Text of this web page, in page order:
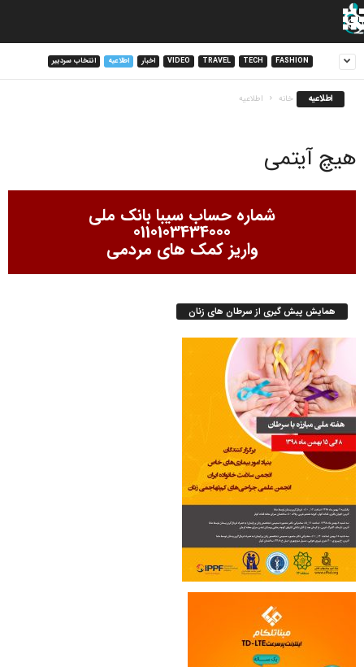
FASHION
TECH
TRAVEL
VIDEO اخبار اطلاعیه انتخاب سردبیر
اطلاعیه خانه اطلاعیه
هیچ آیتمی
شماره حساب سیبا بانک ملی
0110103434000
واریز کمک های مردمی
همایش پیش گیری از سرطان های زنان